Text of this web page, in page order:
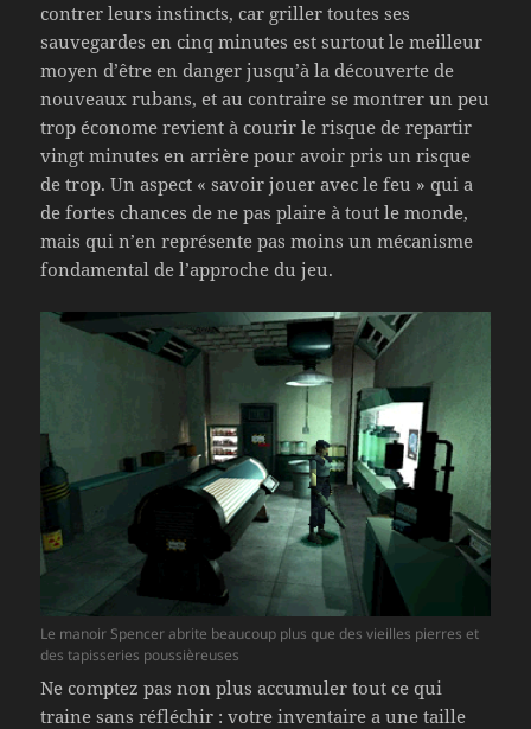
contrer leurs instincts, car griller toutes ses
sauvegardes en cinq minutes est surtout le meilleur
moyen d’être en danger jusqu’à la découverte de
nouveaux rubans, et au contraire se montrer un peu
trop économe revient à courir le risque de repartir
vingt minutes en arrière pour avoir pris un risque
de trop. Un aspect « savoir jouer avec le feu » qui a
de fortes chances de ne pas plaire à tout le monde,
mais qui n’en représente pas moins un mécanisme
fondamental de l’approche du jeu.
Le manoir Spencer abrite beaucoup plus que des vieilles pierres et
des tapisseries poussièreuses
Ne comptez pas non plus accumuler tout ce qui
traine sans réfléchir : votre inventaire a une taille